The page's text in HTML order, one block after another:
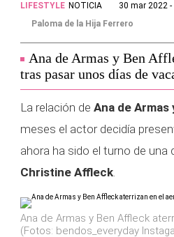
LIFESTYLE NOTICIA
30 mar 2022 -
Paloma de la Hija Ferrero
Ana de Armas y Ben
tras pasar unos días de
La relación de Ana de
meses el actor decidía
ahora ha sido el turno de
Christine Affleck.
Ana de Armas y Ben Affleck
(Fotos: bendos_everyday